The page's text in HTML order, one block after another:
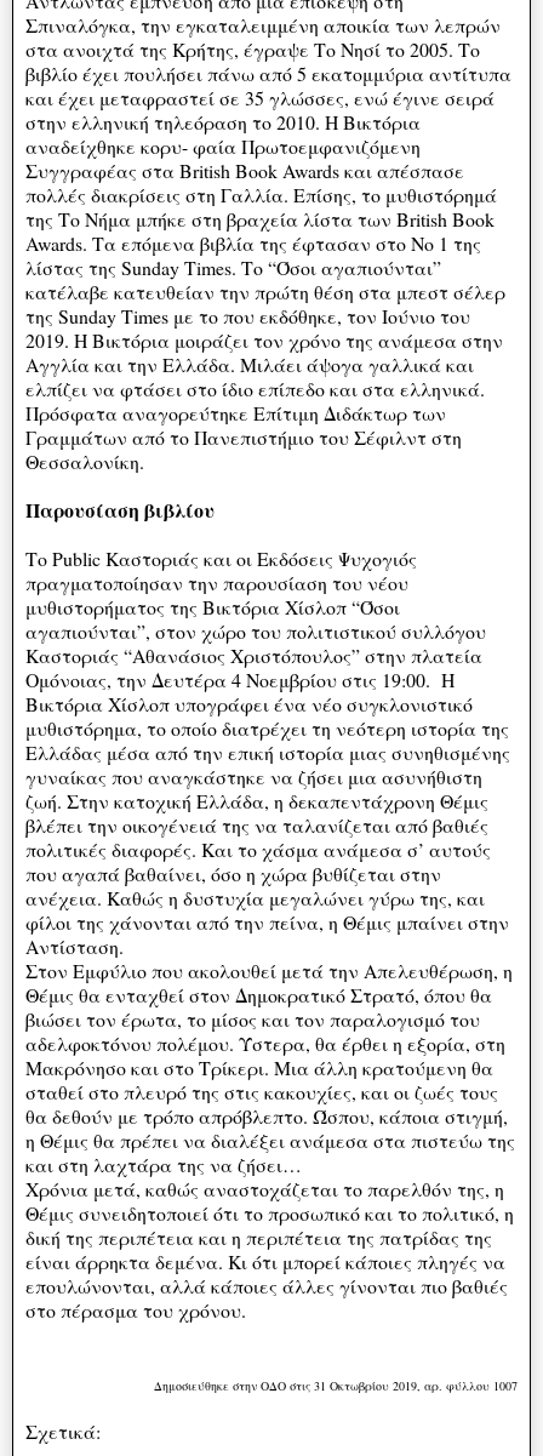
Σπιναλόγκα, την εγκαταλειμμένη αποικία των λεπρών
στα ανοιχτά της Κρήτης, έγραψε Το Νησί το 2005. Το
βιβλίο έχει πουλήσει πάνω από 5 εκατομμύρια αντίτυπα
και έχει μεταφραστεί σε 35 γλώσσες, ενώ έγινε σειρά
στην ελληνική τηλεόραση το 2010. Η Βικτόρια
αναδείχθηκε κορυ- φαία Πρωτοεμφανιζόμενη
Συγγραφέας στα British Book Awards και απέσπασε
πολλές διακρίσεις στη Γαλλία. Επίσης, το μυθιστόρημά
της Το Νήμα μπήκε στη βραχεία λίστα των British Book
Awards. Τα επόμενα βιβλία της έφτασαν στο Νο 1 της
λίστας της Sunday Times. Το “Όσοι αγαπιούνται”
κατέλαβε κατευθείαν την πρώτη θέση στα μπεστ σέλερ
της Sunday Times με το που εκδόθηκε, τον Ιούνιο του
2019. Η Βικτόρια μοιράζει τον χρόνο της ανάμεσα στην
Αγγλία και την Ελλάδα. Μιλάει άψογα γαλλικά και
ελπίζει να φτάσει στο ίδιο επίπεδο και στα ελληνικά.
Πρόσφατα αναγορεύτηκε Επίτιμη Διδάκτωρ των
Γραμμάτων από το Πανεπιστήμιο του Σέφιλντ στη
Θεσσαλονίκη.
Παρουσίαση βιβλίου
Το Public Καστοριάς και οι Εκδόσεις Ψυχογιός
πραγματοποίησαν την παρουσίαση του νέου
μυθιστορήματος της Βικτόρια Χίσλοπ “Όσοι
αγαπιούνται”, στον χώρο του πολιτιστικού συλλόγου
Καστοριάς “Αθανάσιος Χριστόπουλος” στην πλατεία
Ομόνοιας, την Δευτέρα 4 Νοεμβρίου στις 19:00. Η
Βικτόρια Χίσλοπ υπογράφει ένα νέο συγκλονιστικό
μυθιστόρημα, το οποίο διατρέχει τη νεότερη ιστορία της
Ελλάδας μέσα από την επική ιστορία μιας συνηθισμένης
γυναίκας που αναγκάστηκε να ζήσει μια ασυνήθιστη
ζωή. Στην κατοχική Ελλάδα, η δεκαπεντάχρονη Θέμις
βλέπει την οικογένειά της να ταλανίζεται από βαθιές
πολιτικές διαφορές. Και το χάσμα ανάμεσα σ’ αυτούς
που αγαπά βαθαίνει, όσο η χώρα βυθίζεται στην
ανέχεια. Καθώς η δυστυχία μεγαλώνει γύρω της, και
φίλοι της χάνονται από την πείνα, η Θέμις μπαίνει στην
Αντίσταση.
Στον Εμφύλιο που ακολουθεί μετά την Απελευθέρωση, η
Θέμις θα ενταχθεί στον Δημοκρατικό Στρατό, όπου θα
βιώσει τον έρωτα, το μίσος και τον παραλογισμό του
αδελφοκτόνου πολέμου. Ύστερα, θα έρθει η εξορία, στη
Μακρόνησο και στο Τρίκερι. Μια άλλη κρατούμενη θα
σταθεί στο πλευρό της στις κακουχίες, και οι ζωές τους
θα δεθούν με τρόπο απρόβλεπτο. Ώσπου, κάποια στιγμή,
η Θέμις θα πρέπει να διαλέξει ανάμεσα στα πιστεύω της
και στη λαχτάρα της να ζήσει…
Χρόνια μετά, καθώς αναστοχάζεται το παρελθόν της, η
Θέμις συνειδητοποιεί ότι το προσωπικό και το πολιτικό, η
δική της περιπέτεια και η περιπέτεια της πατρίδας της
είναι άρρηκτα δεμένα. Κι ότι μπορεί κάποιες πληγές να
επουλώνονται, αλλά κάποιες άλλες γίνονται πιο βαθιές
στο πέρασμα του χρόνου.
Δημοσιεύθηκε στην ΟΔΟ στις 31 Οκτωβρίου 2019, αρ. φύλλου 1007
Σχετικά: